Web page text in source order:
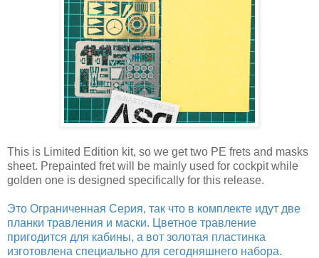
This is Limited Edition kit, so we get two PE frets and masks
sheet. Prepainted fret will be mainly used for cockpit while
golden one is designed specifically for this release.
Это Ограниченная Серия, так что в комплекте идут две
планки травления и маски. Цветное травление
пригодится для кабины, а вот золотая пластинка
изготовлена специально для сегодняшнего набора.